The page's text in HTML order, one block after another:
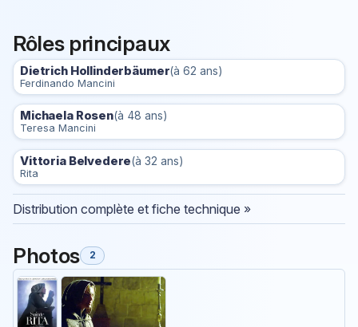
Rôles principaux
Dietrich Hollinderbäumer(à 62 ans)
Ferdinando Mancini
Michaela Rosen(à 48 ans)
Teresa Mancini
Vittoria Belvedere(à 32 ans)
Rita
Distribution complète et fiche technique »
Photos 2